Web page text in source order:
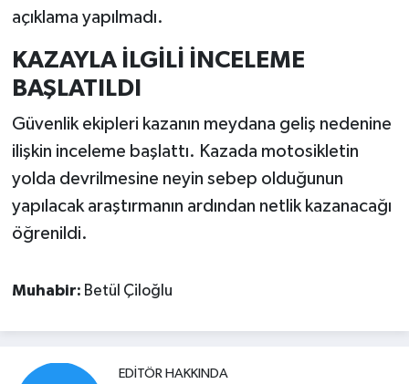
açıklama yapılmadı.
KAZAYLA İLGİLİ İNCELEME
BAŞLATILDI
Güvenlik ekipleri kazanın meydana geliş nedenine
ilişkin inceleme başlattı. Kazada motosikletin
yolda devrilmesine neyin sebep olduğunun
yapılacak araştırmanın ardından netlik kazanacağı
öğrenildi.
Muhabir: Betül Çiloğlu
EDITÖR HAKKINDA